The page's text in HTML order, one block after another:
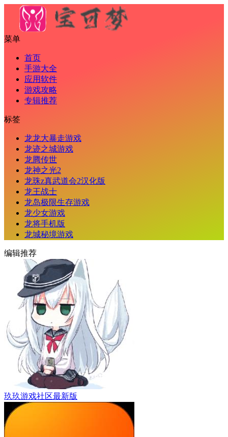
菜单
首页
手游大全
应用软件
游戏攻略
专辑推荐
标签
龙龙大暴走游戏
龙迹之城游戏
龙腾传世
龙神之光2
龙珠z真武道会2汉化版
龙王战士
龙岛极限生存游戏
龙少女游戏
龙将手机版
龙城秘境游戏
编辑推荐
玖玖游戏社区最新版